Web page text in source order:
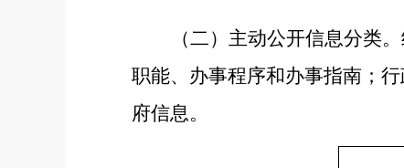
（二）主动公开信息分类
职能、办事程序和办事指南；
府信息。